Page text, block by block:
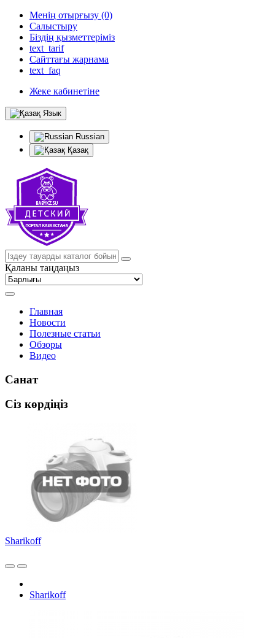
Менің отырғызу (0)
Салыстыру
Біздің қызметтеріміз
text_tarif
Сайттағы жарнама
text_faq
Жеке кабинетіне
Язык
Russian
Қазақ
Қаланы таңдаңыз
Главная
Новости
Полезные статьи
Обзоры
Видео
Санат
Сіз көрдіңіз
Sharikoff
Sharikoff